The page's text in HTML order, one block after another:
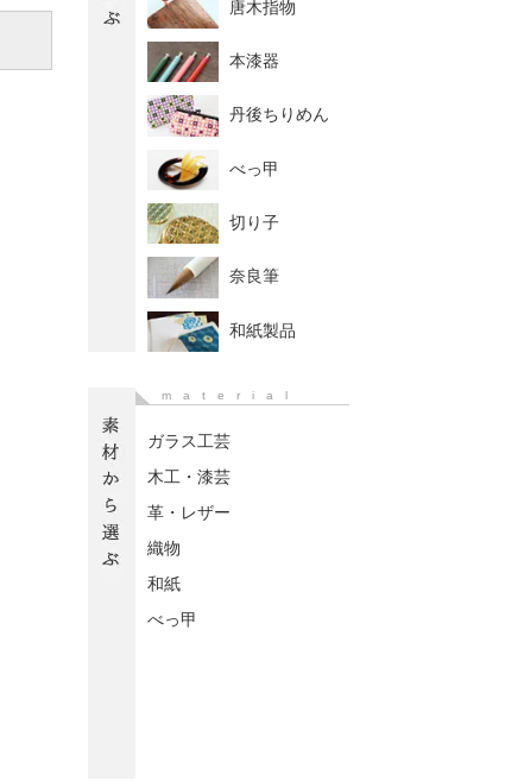
唐木指物
本漆器
丹後ちりめん
べっ甲
切り子
奈良筆
和紙製品
material
ガラス工芸
木工・漆芸
革・レザー
織物
和紙
べっ甲